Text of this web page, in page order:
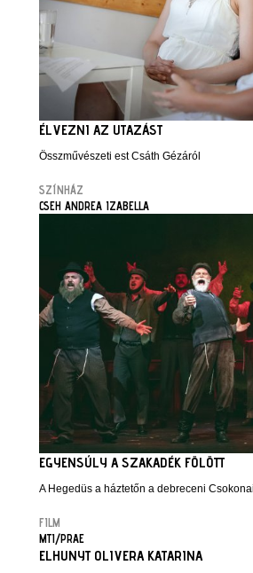
ÉLVEZNI AZ UTAZÁST
Összművészeti est Csáth Gézáról
SZÍNHÁZ
CSEH ANDREA IZABELLA
EGYENSÚLY A SZAKADÉK FÖLÖTT
A Hegedüs a háztetőn a debreceni
FILM
MTI/PRAE
ELHUNYT OLIVERA KATARINA